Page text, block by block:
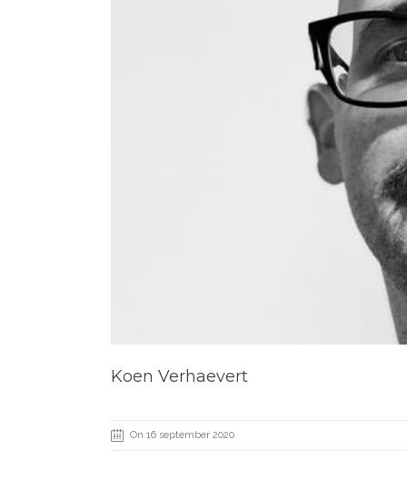
Koen Verhaevert
On 16 september 2020